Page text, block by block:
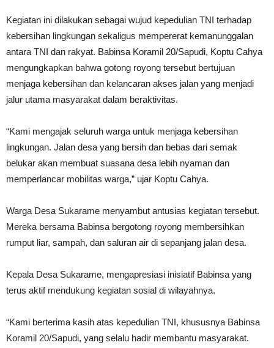
Kegiatan ini dilakukan sebagai wujud kepedulian TNI terhadap
kebersihan lingkungan sekaligus mempererat kemanunggalan
antara TNI dan rakyat. Babinsa Koramil 20/Sapudi, Koptu Cahya
mengungkapkan bahwa gotong royong tersebut bertujuan
menjaga kebersihan dan kelancaran akses jalan yang menjadi
jalur utama masyarakat dalam beraktivitas.
“Kami mengajak seluruh warga untuk menjaga kebersihan
lingkungan. Jalan desa yang bersih dan bebas dari semak
belukar akan membuat suasana desa lebih nyaman dan
memperlancar mobilitas warga,” ujar Koptu Cahya.
Warga Desa Sukarame menyambut antusias kegiatan tersebut.
Mereka bersama Babinsa bergotong royong membersihkan
rumput liar, sampah, dan saluran air di sepanjang jalan desa.
Kepala Desa Sukarame, mengapresiasi inisiatif Babinsa yang
terus aktif mendukung kegiatan sosial di wilayahnya.
“Kami berterima kasih atas kepedulian TNI, khususnya Babinsa
Koramil 20/Sapudi, yang selalu hadir membantu masyarakat.